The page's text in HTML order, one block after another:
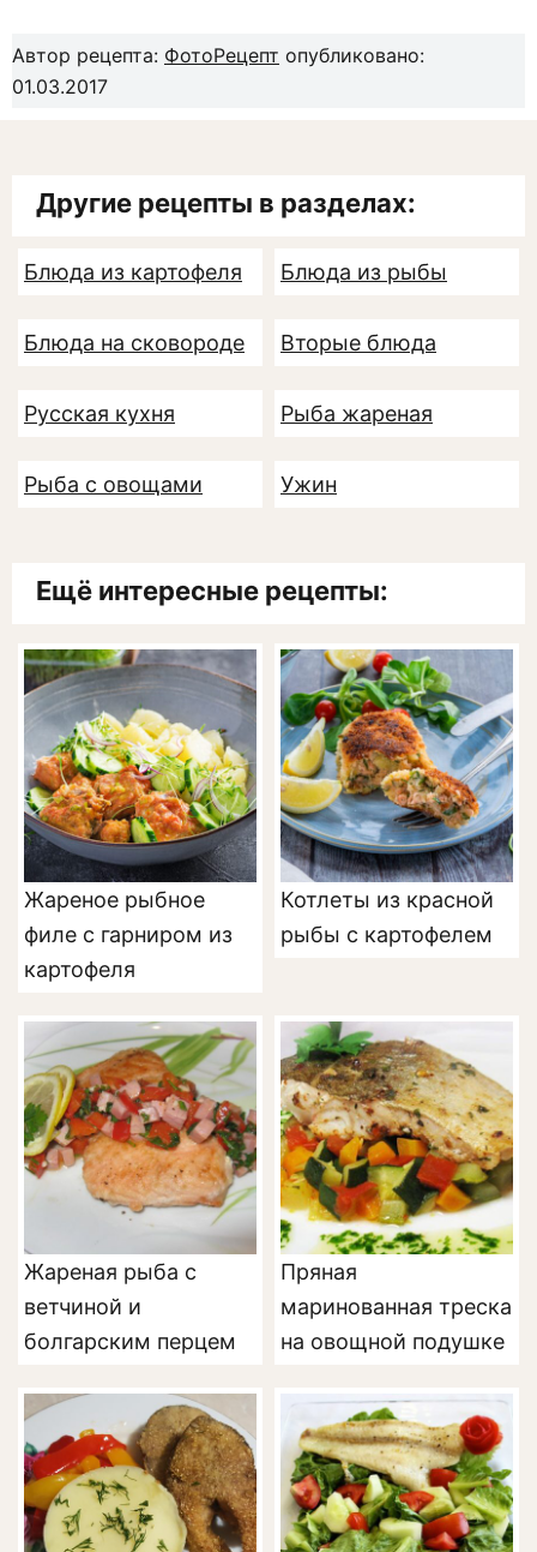
Автор рецепта: ФотоРецепт опубликовано:
01.03.2017
Другие рецепты в разделах:
Блюда из картофеля Блюда из рыбы
Блюда на сковороде Вторые блюда
Русская кухня Рыба жареная
Рыба с овощами Ужин
Ещё интересные рецепты:
Жареное рыбное
филе с гарниром из
картофеля
Котлеты из красной
рыбы с картофелем
Жареная рыба с
ветчиной и
болгарским перцем
Пряная
маринованная треска
на овощной подушке